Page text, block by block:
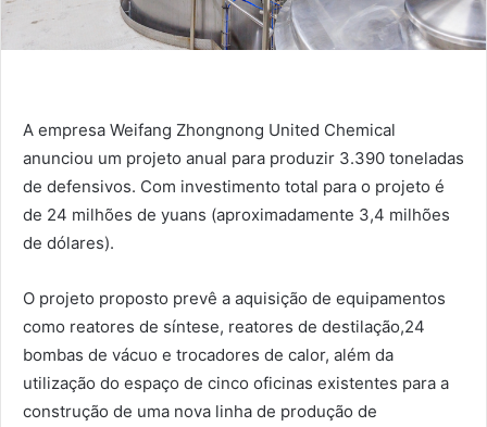
A empresa Weifang Zhongnong United Chemical
anunciou um projeto anual para produzir 3.390 toneladas
de defensivos. Com investimento total para o projeto é
de 24 milhões de yuans (aproximadamente 3,4 milhões
de dólares).
O projeto proposto prevê a aquisição de equipamentos
como reatores de síntese, reatores de destilação,24
bombas de vácuo e trocadores de calor, além da
utilização do espaço de cinco oficinas existentes para a
construção de uma nova linha de produção de